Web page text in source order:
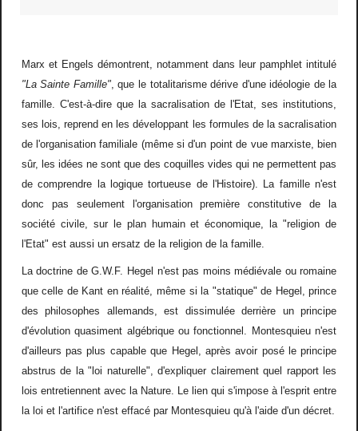
Marx et Engels démontrent, notamment dans leur pamphlet intitulé
"La Sainte Famille", que le totalitarisme dérive d'une idéologie de la
famille. C'est-à-dire que la sacralisation de l'Etat, ses institutions,
ses lois, reprend en les développant les formules de la sacralisation
de l'organisation familiale (même si d'un point de vue marxiste, bien
sûr, les idées ne sont que des coquilles vides qui ne permettent pas
de comprendre la logique tortueuse de l'Histoire). La famille n'est
donc pas seulement l'organisation première constitutive de la
société civile, sur le plan humain et économique, la "religion de
l'Etat" est aussi un ersatz de la religion de la famille.
La doctrine de G.W.F. Hegel n'est pas moins médiévale ou romaine
que celle de Kant en réalité, même si la "statique" de Hegel, prince
des philosophes allemands, est dissimulée derrière un principe
d'évolution quasiment algébrique ou fonctionnel. Montesquieu n'est
d'ailleurs pas plus capable que Hegel, après avoir posé le principe
abstrus de la "loi naturelle", d'expliquer clairement quel rapport les
lois entretiennent avec la Nature. Le lien qui s'impose à l'esprit entre
la loi et l'artifice n'est effacé par Montesquieu qu'à l'aide d'un décret.